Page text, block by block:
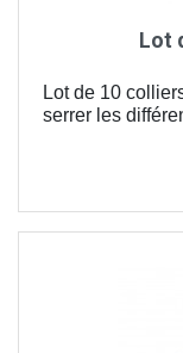
Lot
Lot de 10
serrer les